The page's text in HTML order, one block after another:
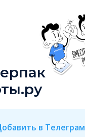
в Телеграм